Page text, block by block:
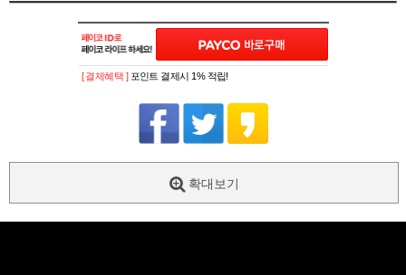
[ 결제혜택 ] 포인트 결제시 1% 적립!
확대보기